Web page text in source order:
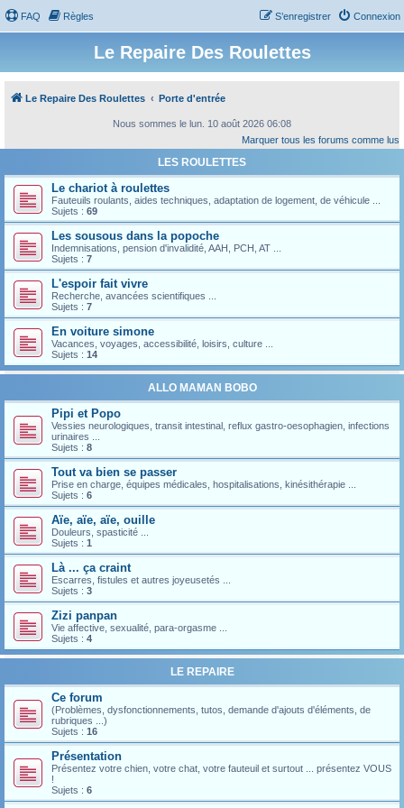
FAQ Règles Connexion
S’enregistrer
Le Repaire Des Roulettes
Le Repaire Des Roulettes Porte d'entrée
Nous sommes le lun. 10 août 2026 06:08
Marquer tous les forums comme lus
LES ROULETTES
Le chariot à roulettes
Fauteuils roulants, aides techniques, adaptation de logement, de véhicule ...
Sujets : 69
Les sousous dans la popoche
Indemnisations, pension d'invalidité, AAH, PCH, AT ...
Sujets : 7
L'espoir fait vivre
Recherche, avancées scientifiques ...
Sujets : 7
En voiture simone
Vacances, voyages, accessibilité, loisirs, culture ...
Sujets : 14
ALLO MAMAN BOBO
Pipi et Popo
Vessies neurologiques, transit intestinal, reflux gastro-oesophagien, infections
urinaires ...
Sujets : 8
Tout va bien se passer
Prise en charge, équipes médicales, hospitalisations, kinésithérapie ...
Sujets : 6
Aïe, aïe, aïe, ouille
Douleurs, spasticité ...
Sujets : 1
Là ... ça craint
Escarres, fistules et autres joyeusetés ...
Sujets : 3
Zizi panpan
Vie affective, sexualité, para-orgasme ...
Sujets : 4
LE REPAIRE
Ce forum
(Problèmes, dysfonctionnements, tutos, demande d'ajouts d'éléments, de
rubriques ...)
Sujets : 16
Présentation
Présentez votre chien, votre chat, votre fauteuil et surtout ... présentez VOUS
!
Sujets : 6